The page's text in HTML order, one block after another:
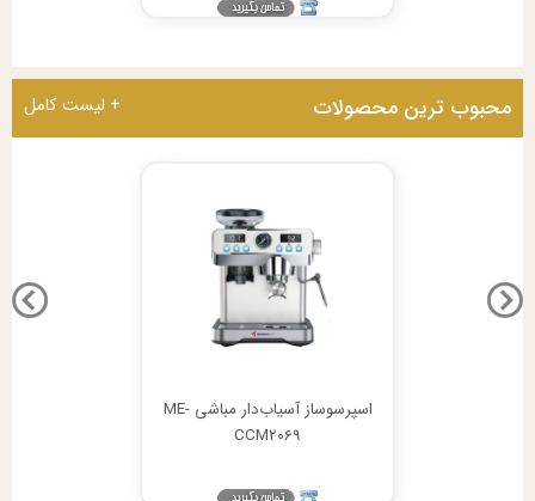
محبوب ترین محصولات + لیست کامل
اسپرسوساز آسیاب‌دار مباشی ME-
CCM2069